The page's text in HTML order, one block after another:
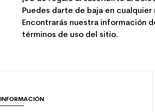
Puedes darte de baja en cualquier
Encontrarás nuestra información
términos de uso del sitio.
INFORMACIÓN